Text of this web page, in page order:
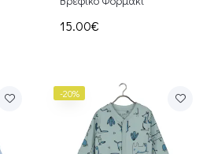
15.00€
-20%